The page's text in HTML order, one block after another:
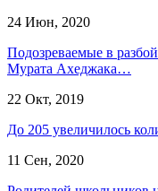
24 Июн, 2020
Подозреваемые в
Мурата Ахеджака…
22 Окт, 2019
До 205 увеличилось
11 Сен, 2020